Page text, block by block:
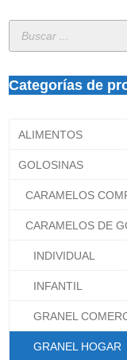
Búsqueda
Categorías de
ALIMENTOS
GOLOSINAS
CARAMELOS
CARAMELOS DE
INDIVIDUAL
INFANTIL
GRANEL
GRANEL HOGAR